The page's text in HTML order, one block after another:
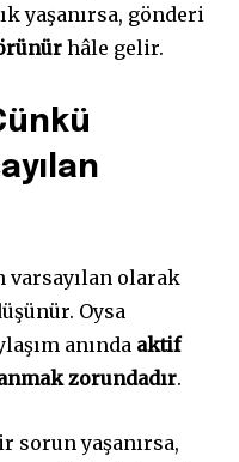
yaşanırsa, gönderi
hâle gelir.
varsayılan olarak
Oysa
anında aktif
zorundadır.
sorun yaşanırsa,